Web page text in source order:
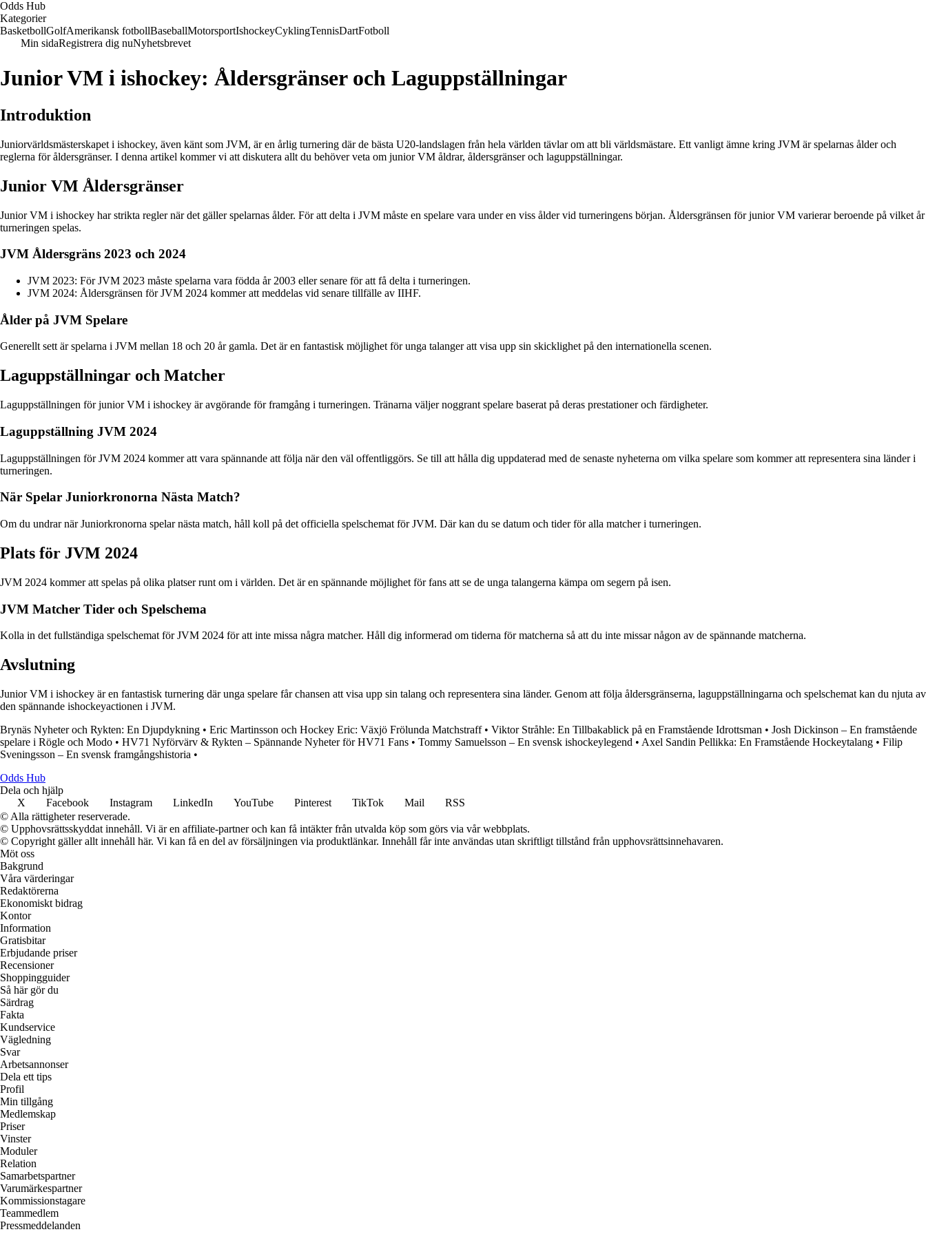
Odds Hub
Kategorier
BasketbollGolfAmerikansk fotbollBaseballMotorsportIshockeyCyklingTennisDartFotboll
Min sidaRegistrera dig nuNyhetsbrevet
Junior VM i ishockey: Åldersgränser och Laguppställningar
Introduktion
Juniorvärldsmästerskapet i ishockey, även känt som JVM, är en årlig turnering där de bästa U20-landslagen från hela världen tävlar om att bli världsmästare. Ett vanligt ämne kring JVM är spelarnas ålder och
reglerna för åldersgränser. I denna artikel kommer vi att diskutera allt du behöver veta om junior VM åldrar, åldersgränser och laguppställningar.
Junior VM Åldersgränser
Junior VM i ishockey har strikta regler när det gäller spelarnas ålder. För att delta i JVM måste en spelare vara under en viss ålder vid turneringens början. Åldersgränsen för junior VM varierar beroende på vilket år
turneringen spelas.
JVM Åldersgräns 2023 och 2024
JVM 2023: För JVM 2023 måste spelarna vara födda år 2003 eller senare för att få delta i turneringen.
JVM 2024: Åldersgränsen för JVM 2024 kommer att meddelas vid senare tillfälle av IIHF.
Ålder på JVM Spelare
Generellt sett är spelarna i JVM mellan 18 och 20 år gamla. Det är en fantastisk möjlighet för unga talanger att visa upp sin skicklighet på den internationella scenen.
Laguppställningar och Matcher
Laguppställningen för junior VM i ishockey är avgörande för framgång i turneringen. Tränarna väljer noggrant spelare baserat på deras prestationer och färdigheter.
Laguppställning JVM 2024
Laguppställningen för JVM 2024 kommer att vara spännande att följa när den väl offentliggörs. Se till att hålla dig uppdaterad med de senaste nyheterna om vilka spelare som kommer att representera sina länder i
turneringen.
När Spelar Juniorkronorna Nästa Match?
Om du undrar när Juniorkronorna spelar nästa match, håll koll på det officiella spelschemat för JVM. Där kan du se datum och tider för alla matcher i turneringen.
Plats för JVM 2024
JVM 2024 kommer att spelas på olika platser runt om i världen. Det är en spännande möjlighet för fans att se de unga talangerna kämpa om segern på isen.
JVM Matcher Tider och Spelschema
Kolla in det fullständiga spelschemat för JVM 2024 för att inte missa några matcher. Håll dig informerad om tiderna för matcherna så att du inte missar någon av de spännande matcherna.
Avslutning
Junior VM i ishockey är en fantastisk turnering där unga spelare får chansen att visa upp sin talang och representera sina länder. Genom att följa åldersgränserna, laguppställningarna och spelschemat kan du njuta av
den spännande ishockeyactionen i JVM.
Brynäs Nyheter och Rykten: En Djupdykning • Eric Martinsson och Hockey Eric: Växjö Frölunda Matchstraff• Viktor Stråhle: En Tillbakablick på en Framstående Idrottsman • Josh Dickinson – En framstående
spelare i Rögle och Modo • HV71 Nyförvärv & Rykten – Spännande Nyheter för HV71 Fans • Tommy Samuelsson – En svensk ishockeylegend • Axel Sandin Pellikka: En Framstående Hockeytalang • Filip
Sveningsson – En svensk framgångshistoria •
Odds Hub
Dela och hjälp
X
Facebook Instagram LinkedIn YouTube Pinterest TikTok Mail
RSS
© Alla rättigheter reserverade.
© Upphovsrättsskyddat innehåll. Vi är en affiliate-partner och kan få intäkter från utvalda köp som görs via vår webbplats.
© Copyright gäller allt innehåll här. Vi kan få en del av försäljningen via produktlänkar. Innehåll får inte användas utan skriftligt tillstånd från upphovsrättsinnehavaren.
Möt oss
Bakgrund
Våra värderingar
Redaktörerna
Ekonomiskt bidrag
Kontor
Information
Gratisbitar
Erbjudande priser
Recensioner
Shoppingguider
Så här gör du
Särdrag
Fakta
Kundservice
Vägledning
Svar
Arbetsannonser
Dela ett tips
Profil
Min tillgång
Medlemskap
Priser
Vinster
Moduler
Relation
Samarbetspartner
Varumärkespartner
Kommissionstagare
Teammedlem
Pressmeddelanden